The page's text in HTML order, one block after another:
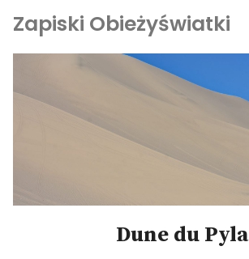
Zapiski Obieżyświatki
Kultura i sztuka
Niezwyczajne ścianyDune du Pyla